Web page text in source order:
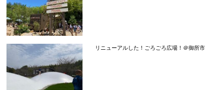
リニューアルした！ごろごろ広場！＠御所市